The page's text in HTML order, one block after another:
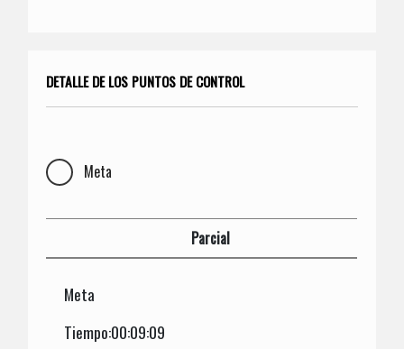
DETALLE DE LOS PUNTOS DE CONTROL
Meta
Parcial
Meta
Tiempo:00:09:09